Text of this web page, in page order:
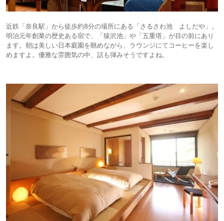
近鉄「奈良駅」から徒歩約8分の場所にある「さるさわ池 よしだや」。
明治元年創業の歴史ある宿で、「猿沢池」や「五重塔」が目の前にあり
ます。朝は美しい日本庭園を眺めながら、ラウンジにてコーヒーを楽し
めますよ。優雅な雰囲気の中、話も弾みそうですよね。